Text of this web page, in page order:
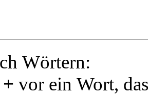
Wörtern:
+ vor ein Wort,